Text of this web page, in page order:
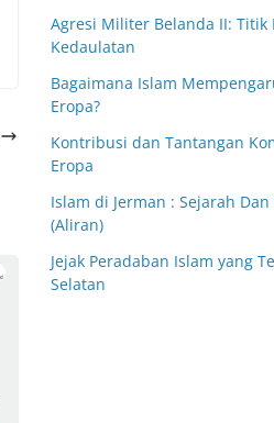
Agresi Militer Belanda II: Titik
Kedaulatan
Bagaimana Islam
Eropa?
Kontribusi dan Tantangan
Eropa
Islam di Jerman : Sejarah
(Aliran)
Jejak Peradaban Islam yang
Selatan